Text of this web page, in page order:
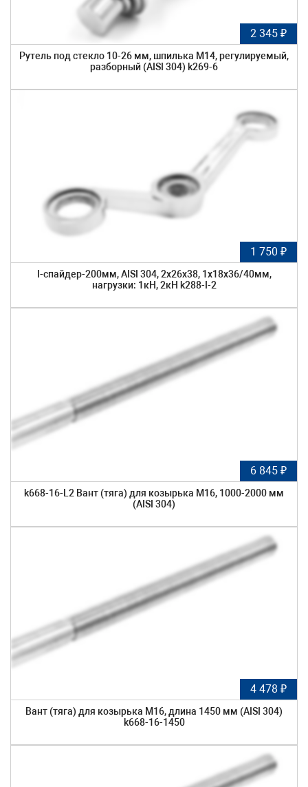
2 345 ₽
Рутель под стекло 10-26 мм, шпилька М14, регулируемый,
разборный (AISI 304) k269-6
1 750 ₽
I-спайдер-200мм, AISI 304, 2х26х38, 1х18х36/40мм,
нагрузки: 1кН, 2кН k288-I-2
6 845 ₽
k668-16-L2 Вант (тяга) для козырька М16, 1000-2000 мм
(AISI 304)
4 478 ₽
Вант (тяга) для козырька М16, длина 1450 мм (AISI 304)
k668-16-1450